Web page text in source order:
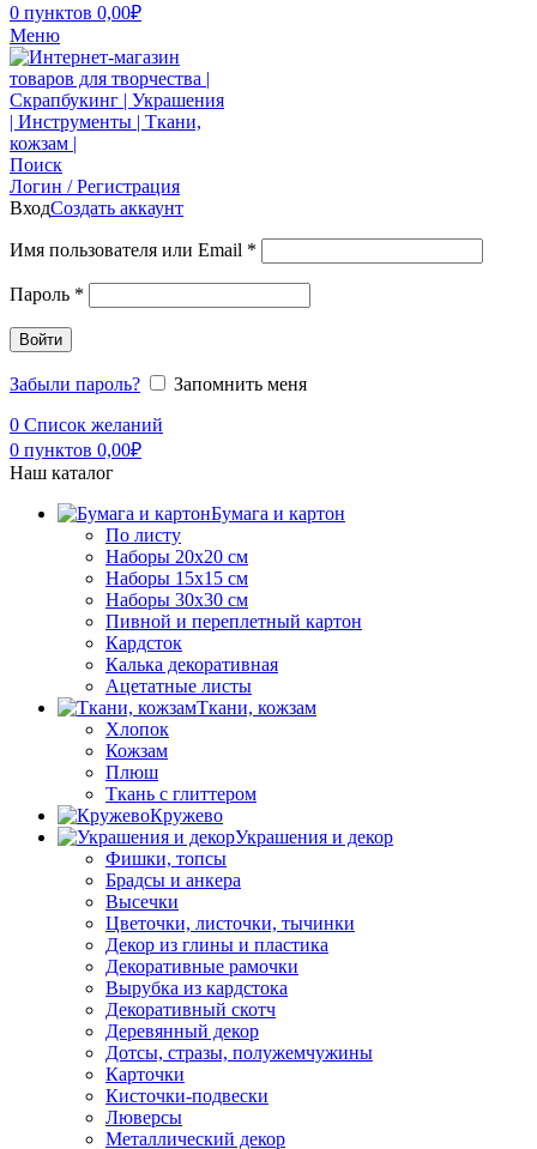
0 пунктов 0,00₽
Меню
Поиск
Логин / Регистрация
ВходСоздать аккаунт
Имя пользователя или Email *
Пароль *
Войти
Забыли пароль?
Запомнить меня
0 Список желаний
0 пунктов 0,00₽
Наш каталог
Бумага и картон
По листу
Наборы 20х20 см
Наборы 15х15 см
Наборы 30х30 см
Пивной и переплетный картон
Кардсток
Калька декоративная
Ацетатные листы
Ткани, кожзам
Хлопок
Кожзам
Плюш
Ткань с глиттером
Кружево
Украшения и декор
Фишки, топсы
Брадсы и анкера
Высечки
Цветочки, листочки, тычинки
Декор из глины и пластика
Декоративные рамочки
Вырубка из кардстока
Декоративный скотч
Деревянный декор
Дотсы, стразы, полужемчужины
Карточки
Кисточки-подвески
Люверсы
Металлический декор